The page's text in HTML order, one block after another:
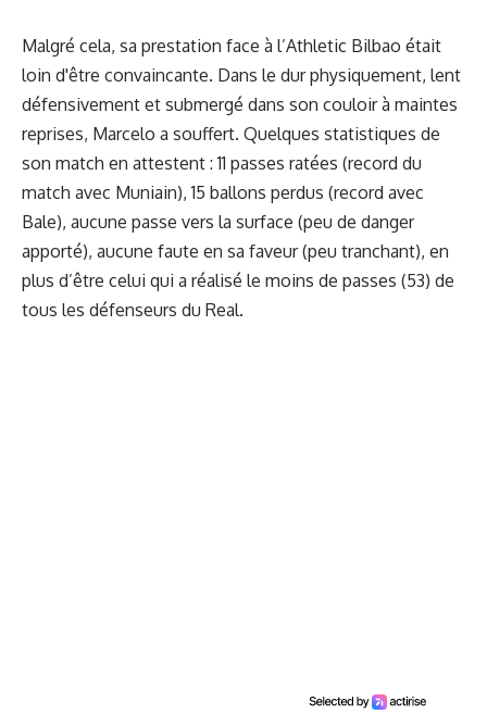
Malgré cela, sa prestation face à l’Athletic Bilbao était
loin d'être convaincante. Dans le dur physiquement, lent
défensivement et submergé dans son couloir à maintes
reprises, Marcelo a souffert. Quelques statistiques de
son match en attestent : 11 passes ratées (record du
match avec Muniain), 15 ballons perdus (record avec
Bale), aucune passe vers la surface (peu de danger
apporté), aucune faute en sa faveur (peu tranchant), en
plus d’être celui qui a réalisé le moins de passes (53) de
tous les défenseurs du Real.